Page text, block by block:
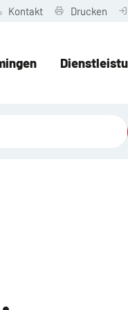
Kontakt Drucken